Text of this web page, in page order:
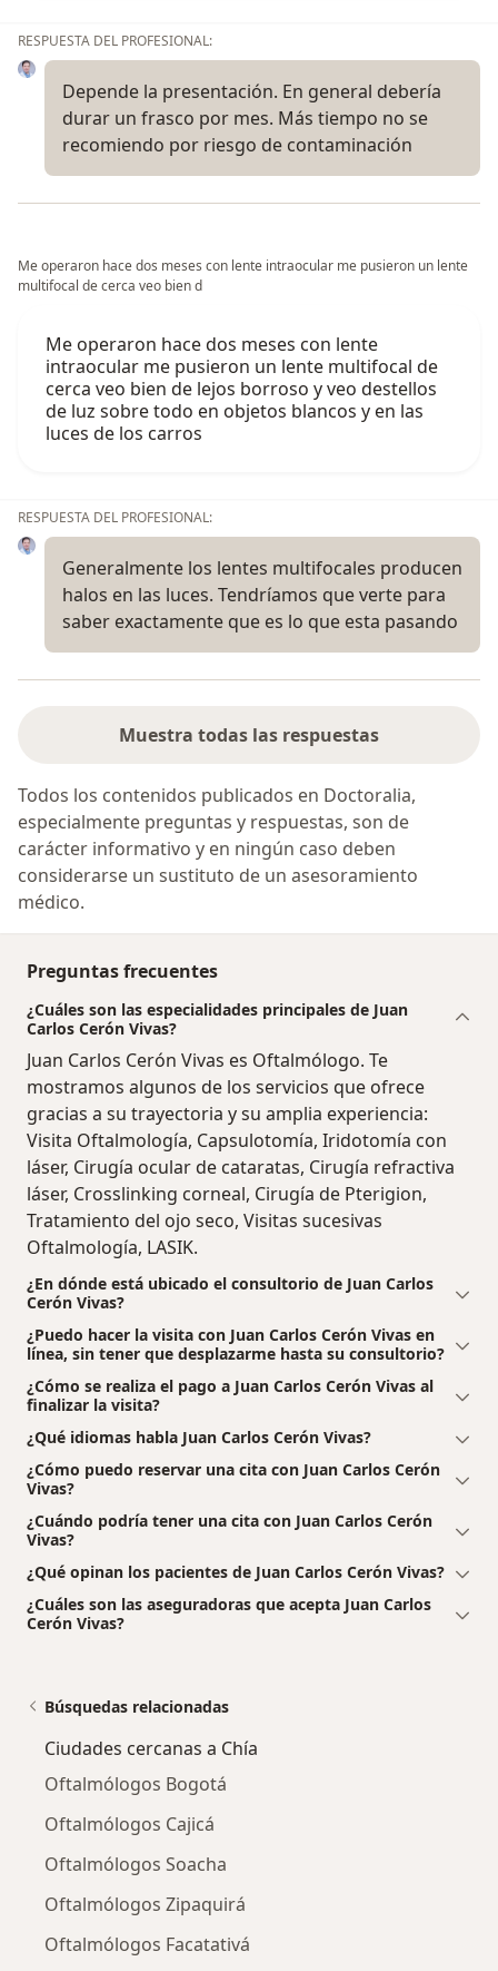
RESPUESTA DEL PROFESIONAL:
Depende la presentación. En general debería
durar un frasco por mes. Más tiempo no se
recomiendo por riesgo de contaminación
Me operaron hace dos meses con lente intraocular me pusieron un lente
multifocal de cerca veo bien d
Me operaron hace dos meses con lente
intraocular me pusieron un lente multifocal de
cerca veo bien de lejos borroso y veo destellos
de luz sobre todo en objetos blancos y en las
luces de los carros
RESPUESTA DEL PROFESIONAL:
Generalmente los lentes multifocales producen
halos en las luces. Tendríamos que verte para
saber exactamente que es lo que esta pasando
Muestra todas las respuestas
Todos los contenidos publicados en Doctoralia,
especialmente preguntas y respuestas, son de
carácter informativo y en ningún caso deben
considerarse un sustituto de un asesoramiento
médico.
Preguntas frecuentes
¿Cuáles son las especialidades principales de Juan
Carlos Cerón Vivas?
Juan Carlos Cerón Vivas es Oftalmólogo. Te
mostramos algunos de los servicios que ofrece
gracias a su trayectoria y su amplia experiencia:
Visita Oftalmología, Capsulotomía, Iridotomía con
láser, Cirugía ocular de cataratas, Cirugía refractiva
láser, Crosslinking corneal, Cirugía de Pterigion,
Tratamiento del ojo seco, Visitas sucesivas
Oftalmología, LASIK.
¿En dónde está ubicado el consultorio de Juan Carlos
Cerón Vivas?
¿Puedo hacer la visita con Juan Carlos Cerón Vivas en
línea, sin tener que desplazarme hasta su consultorio?
¿Cómo se realiza el pago a Juan Carlos Cerón Vivas al
finalizar la visita?
¿Qué idiomas habla Juan Carlos Cerón Vivas?
¿Cómo puedo reservar una cita con Juan Carlos Cerón
Vivas?
¿Cuándo podría tener una cita con Juan Carlos Cerón
Vivas?
¿Qué opinan los pacientes de Juan Carlos Cerón Vivas?
¿Cuáles son las aseguradoras que acepta Juan Carlos
Cerón Vivas?
Búsquedas relacionadas
Ciudades cercanas a Chía
Oftalmólogos Bogotá
Oftalmólogos Cajicá
Oftalmólogos Soacha
Oftalmólogos Zipaquirá
Oftalmólogos Facatativá